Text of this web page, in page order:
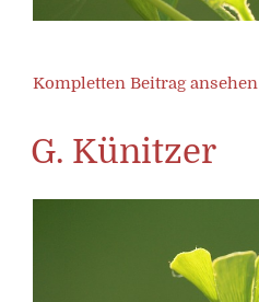
Kompletten Beitrag ansehen
G. Künitzer